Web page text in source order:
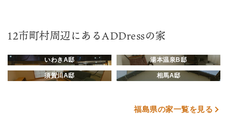
12市町村周辺にあるADDressの家
いわきA邸 湯本温泉B邸
須賀川A邸 相馬A邸
福島県の家一覧を見る